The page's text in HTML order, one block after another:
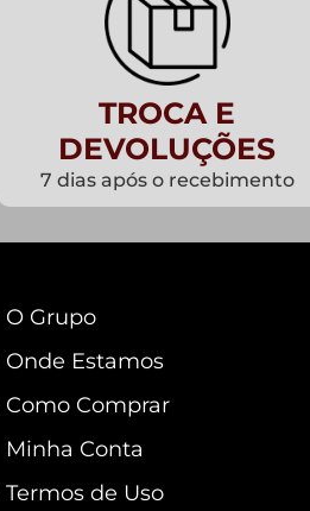
TROCA E
DEVOLUÇÕES
7 dias após o recebimento
O Grupo
Onde Estamos
Como Comprar
Minha Conta
Termos de Uso